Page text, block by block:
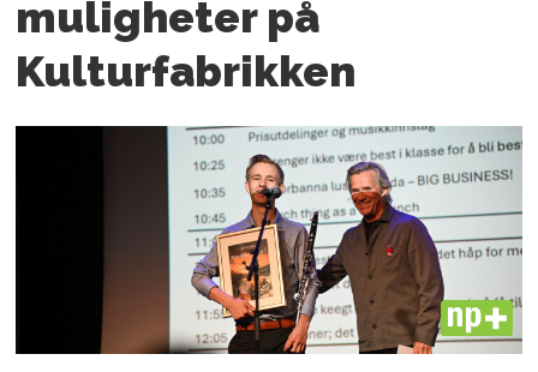
muligheter på
Kulturfabrikken
PLUS